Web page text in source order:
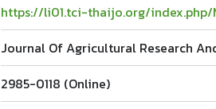
https://li01.tci-thaijo.org/index.php/
Journal Of Agricultural Research
2985-0118 (Online)